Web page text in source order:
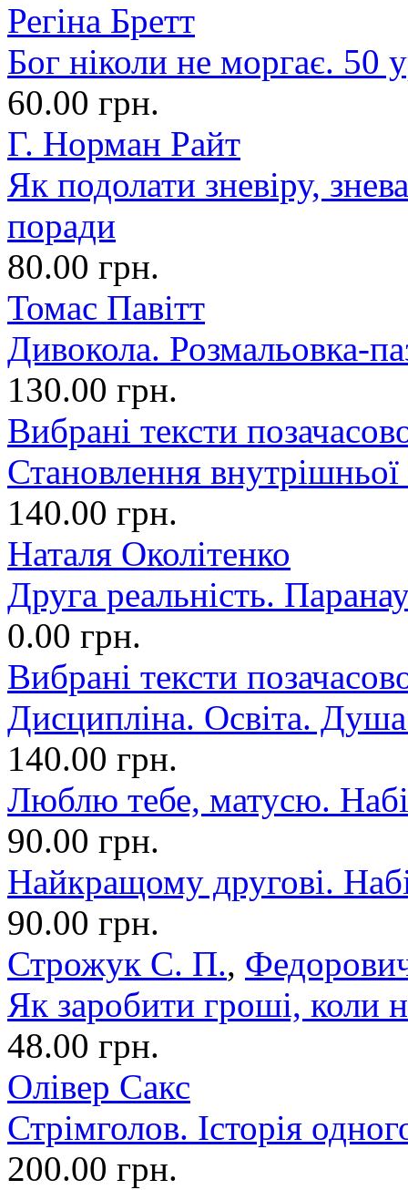
Регіна Бретт
Бог ніколи не моргає. 50
60.00 грн.
Г. Норман Райт
Як подолати зневіру,
поради
80.00 грн.
Томас Павітт
Дивокола. Розмальовка-
130.00 грн.
Вибрані тексти
Становлення
140.00 грн.
Наталя Околітенко
Друга реальність.
0.00 грн.
Вибрані тексти
Дисципліна. Освіта.
140.00 грн.
Люблю тебе, матусю.
90.00 грн.
Найкращому другові.
90.00 грн.
Строжук С. П.,
Як заробити гроші, коли
48.00 грн.
Олівер Сакс
Стрімголов. Історія
200.00 грн.